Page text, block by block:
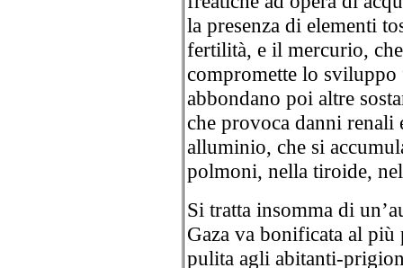
la presenza di elementi
fertilità, e il mercurio,
compromette lo sviluppo
abbondano poi altre
che provoca danni renali
alluminio, che si
polmoni, nella tiroide,
Si tratta insomma di
Gaza va bonificata al più
pulita agli abitanti-